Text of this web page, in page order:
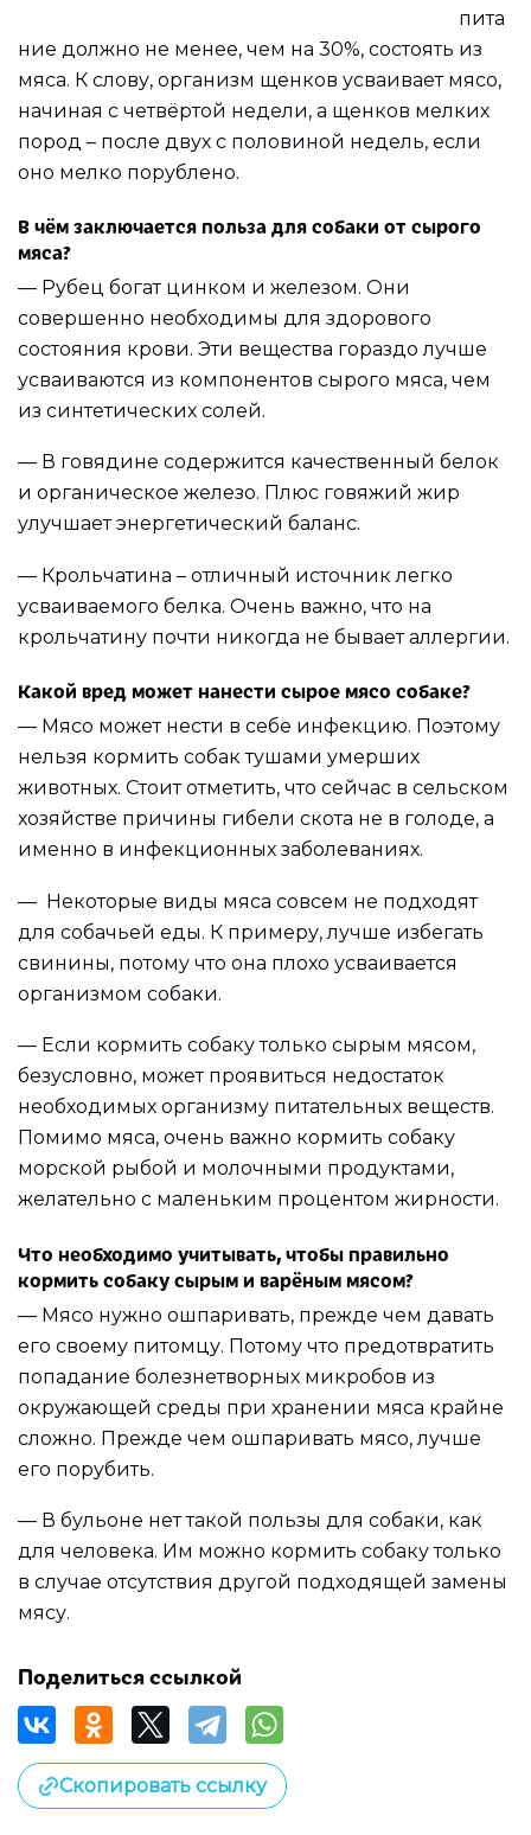
пита
ние должно не менее, чем на 30%, состоять из
мяса. К слову, организм щенков усваивает мясо,
начиная с четвёртой недели, а щенков мелких
пород – после двух с половиной недель, если
оно мелко порублено.
В чём заключается польза для собаки от сырого
мяса?
— Рубец богат цинком и железом. Они
совершенно необходимы для здорового
состояния крови. Эти вещества гораздо лучше
усваиваются из компонентов сырого мяса, чем
из синтетических солей.
— В говядине содержится качественный белок
и органическое железо. Плюс говяжий жир
улучшает энергетический баланс.
— Крольчатина – отличный источник легко
усваиваемого белка. Очень важно, что на
крольчатину почти никогда не бывает аллергии.
Какой вред может нанести сырое мясо собаке?
— Мясо может нести в себе инфекцию. Поэтому
нельзя кормить собак тушами умерших
животных. Стоит отметить, что сейчас в сельском
хозяйстве причины гибели скота не в голоде, а
именно в инфекционных заболеваниях.
— Некоторые виды мяса совсем не подходят
для собачьей еды. К примеру, лучше избегать
свинины, потому что она плохо усваивается
организмом собаки.
— Если кормить собаку только сырым мясом,
безусловно, может проявиться недостаток
необходимых организму питательных веществ.
Помимо мяса, очень важно кормить собаку
морской рыбой и молочными продуктами,
желательно с маленьким процентом жирности.
Что необходимо учитывать, чтобы правильно
кормить собаку сырым и варёным мясом?
— Мясо нужно ошпаривать, прежде чем давать
его своему питомцу. Потому что предотвратить
попадание болезнетворных микробов из
окружающей среды при хранении мяса крайне
сложно. Прежде чем ошпаривать мясо, лучше
его порубить.
— В бульоне нет такой пользы для собаки, как
для человека. Им можно кормить собаку только
в случае отсутствия другой подходящей замены
мясу.
Поделиться ссылкой
Скопировать ссылку